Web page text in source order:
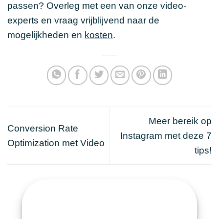
passen? Overleg met een van onze video-
experts en vraag vrijblijvend naar de
mogelijkheden en kosten.
Conversion Rate
Optimization met Video
Meer bereik op
Instagram met deze 7
tips!